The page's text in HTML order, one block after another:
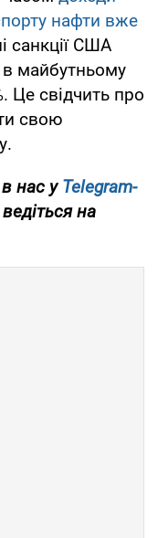
нафти вже
санкції США
в майбутньому
Це свідчить про
свою
нас уTelegram-
на